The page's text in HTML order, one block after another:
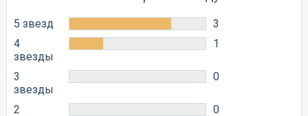
5 звезд
3
4
звезды
1
3
звезды
0
2
0